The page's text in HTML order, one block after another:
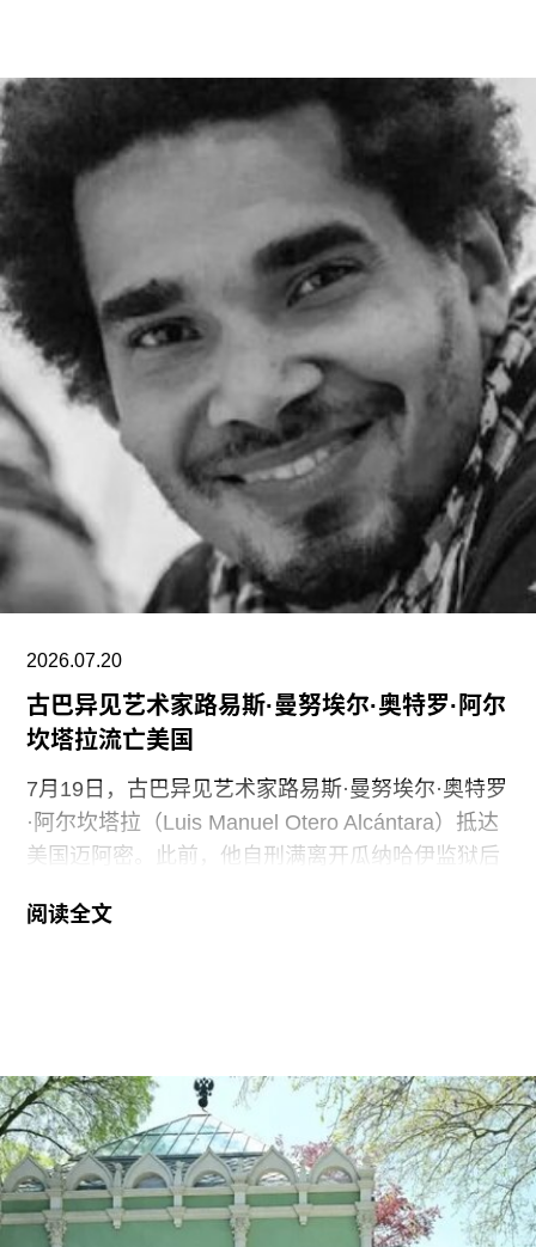
多个职务，包括国际艺术策展人，因此一直被视为
这一职位的热门人选。不过薪酬问题曾是任命过程
中的重要障碍，因为摩根在迪亚艺术基金会的收入
明显高于巴尔肖。泰特美术馆主席罗兰·拉德
（Roland Rudd）向《卫报》透露，摩根在接受这
一职位时接受了“大幅降薪”。
摩根加入泰特美术馆之际，正值该机构处于动荡时
期。泰特美术馆目前正面临财务困境，最近的一份
报告显示其运营处于亏损状态。泰特美术馆曾试图
通过裁员来解决资金问题，导致员工士气急剧下降
并引发了罢工。此外，尽管翠西·艾敏和弗里达·卡
罗的展览广受好评，但去年泰特不列颠美术馆和泰
特现代美术馆的参观人数仍远低于疫情前的水平。
摩根于2015年加入迪亚艺术基金会担任总监。任职
期间，她丰富了基金会的藏品结构，并增加了女性
艺术家的代表比例。此前在泰特工作期间，她策划
了广受好评的2015年回顾展“世界走向波普”（The
2026.07.20
古巴异见艺术家路易斯·曼努埃尔·奥特罗·阿尔
坎塔拉流亡美国
7月19日，古巴异见艺术家路易斯·曼努埃尔·奥特罗
·阿尔坎塔拉（Luis Manuel Otero Alcántara）抵达
美国迈阿密。此前，他自刑满离开瓜纳哈伊监狱后
拉抵达时手中紧握着一尊从古巴带来的残破圣母玛
活动而被判处的五年刑期，仅提前数日获释。古巴
裔美国艺术家可可·福斯科（Coco Fusco）近日曾
撰文追问奥特罗·阿尔坎塔拉出狱后的下落。7月17
日，美国驻哈瓦那大使馆一名官员向《纽约时报》
透露，奥特罗·阿尔坎塔拉已获发人道主义签证，能
阅读全文